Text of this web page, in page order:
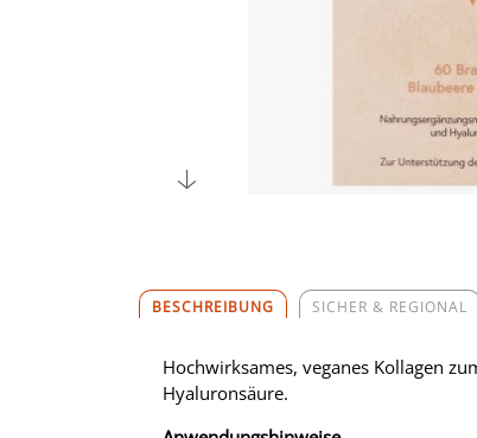
BESCHREIBUNG SICHER & REGIONAL
Hochwirksames, veganes Kollagen
Hyaluronsäure.